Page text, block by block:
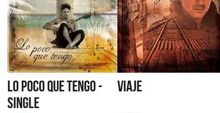
LO POCO QUE TENGO -
SINGLE
VIAJE